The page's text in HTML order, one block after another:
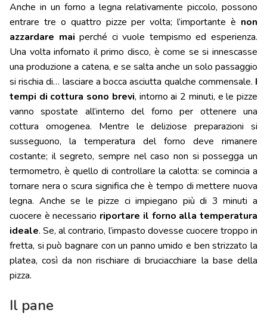
Anche in un forno a legna relativamente piccolo, possono
entrare tre o quattro pizze per volta; l’importante è non
azzardare mai perché ci vuole tempismo ed esperienza.
Una volta infornato il primo disco, è come se si innescasse
una produzione a catena, e se salta anche un solo passaggio
si rischia di… lasciare a bocca asciutta qualche commensale. I
tempi di cottura sono brevi, intorno ai 2 minuti, e le pizze
vanno spostate all’interno del forno per ottenere una
cottura omogenea. Mentre le deliziose preparazioni si
susseguono, la temperatura del forno deve rimanere
costante; il segreto, sempre nel caso non si possegga un
termometro, è quello di controllare la calotta: se comincia a
tornare nera o scura significa che è tempo di mettere nuova
legna. Anche se le pizze ci impiegano più di 3 minuti a
cuocere è necessario riportare il forno alla temperatura
ideale. Se, al contrario, l’impasto dovesse cuocere troppo in
fretta, si può bagnare con un panno umido e ben strizzato la
platea, così da non rischiare di bruciacchiare la base della
pizza.
Il pane